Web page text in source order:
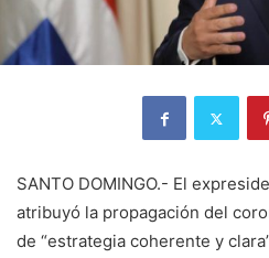
SANTO DOMINGO.- El
atribuyó la propagación del
de “estrategia coherente y